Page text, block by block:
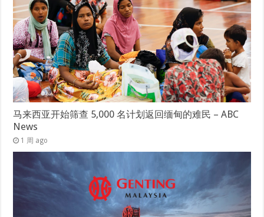
马来西亚开始筛查 5,000 名计划返回缅甸的难民 – ABC
News
1 周 ago